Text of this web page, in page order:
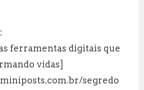
ferramentas digitais que
vidas]
segredo